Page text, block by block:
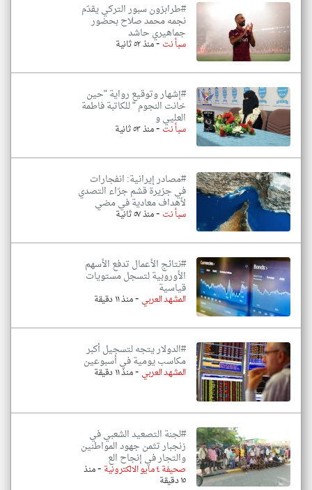
#طرابزون سبور التركي يقدّم
نجمه محمد صلاح بحضور
جماهيري حاشد
سبأ نت-منذ ٥٢ ثانية
#إشهار وتوقيع رواية "حين
خانت النجوم " للكاتبة فاطمة
العليي و
سبأ نت -منذ ٥٣ ثانية
#مصادر إيرانية: انفجارات
في جزيرة قشم جرّاء التصدي
لأهداف معادية في مضي
سبأ نت -منذ ٥٧ ثانية
#نتائج الأعمال تدفع الأسهم
الأوروبية لتسجل مستويات
قياسية
المشهد العربي -منذ ١١ دقيقة
#الدولار يتجه لتسجيل أكبر
مكاسب يومية في أسبوعين
المشهد العربي-منذ ١١ دقيقة
#لجنة التصعيد الشعبي في
زنجبار تثمن جهود المواطنين
والتجار في إنجاح الع
صحيفة ٤ مايو الالكترونية -منذ
١٥ دقيقة